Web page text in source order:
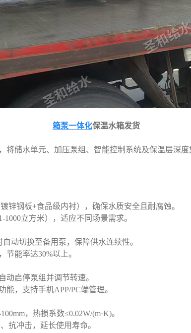
箱泵一体化保温水箱发货
将储水单元、加压泵组、智能控制系统及保温层深
锌钢板+食品级内衬），确保水质安全且耐腐蚀。
立方米），适应不同场景需求。
动切换至备用泵，保障供水连续性。
能率达30%以上。
动启停泵组并调节转速。
，支持手机APP/PC端管理。
，热损系数≤0.02W/(m·K)。
抗冲击，延长使用寿命。